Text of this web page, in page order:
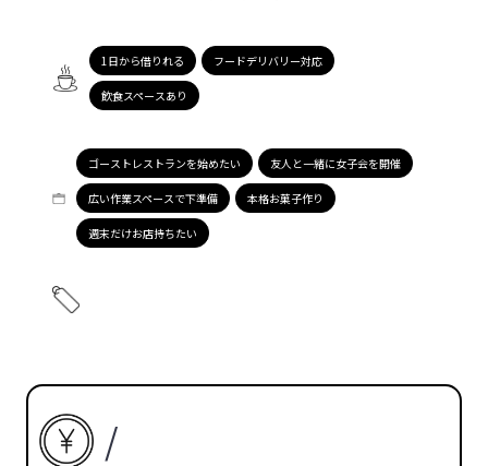
1日から借りれる フードデリバリー対応
飲食スペースあり
ゴーストレストランを始めたい 友人と一緒に女子会を開催
広い作業スペースで下準備 本格お菓子作り
週末だけお店持ちたい
/